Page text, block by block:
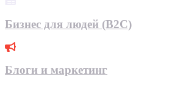
Бизнес для людей (B2C)
Блоги и маркетинг